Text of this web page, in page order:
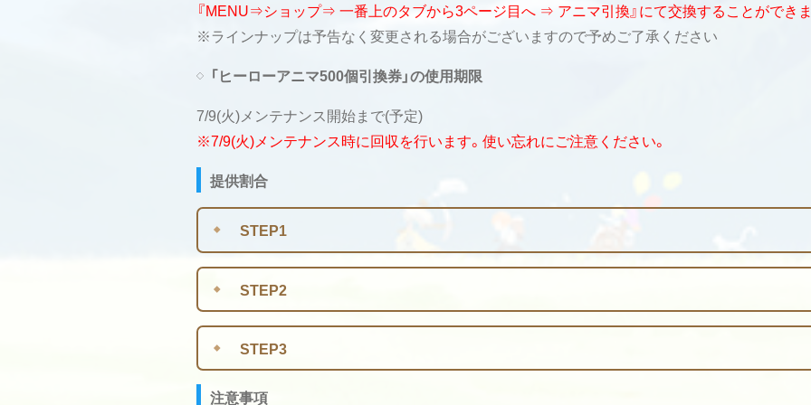
『MENU⇒ショップ⇒ 一番上のタブから3ページ目へ ⇒ アニマ引換』にて交換することができ
※ラインナップは予告なく変更される場合がございますので予めご了承ください
「ヒーローアニマ500個引換券」の使用期限
7/9(火)メンテナンス開始まで(予定)
※7/9(火)メンテナンス時に回収を行います。使い忘れにご注意ください。
提供割合
STEP1
STEP2
STEP3
注意事項